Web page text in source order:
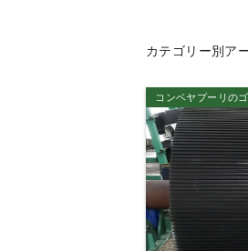
カテゴリー別ア
コンベヤプーリの